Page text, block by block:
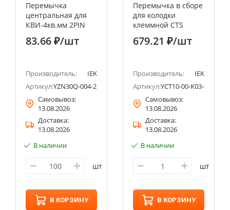
Перемычка
центральная для
КВИ-4кв.мм 2PIN
83.66 ₽/шт
Производитель:
IEK
Артикул:YZN30Q-004-2P
Самовывоз:
13.08.2026
Доставка:
13.08.2026
В наличии
шт
В КОРЗИНУ
Перемычка в сборе
для колодки
клеммной CTS
70мм2 2PIN IEK
679.21 ₽/шт
Производитель:
IEK
Артикул:YCT10-00-K03-070-A-2P
Самовывоз:
13.08.2026
Доставка:
13.08.2026
В наличии
шт
В КОРЗИНУ